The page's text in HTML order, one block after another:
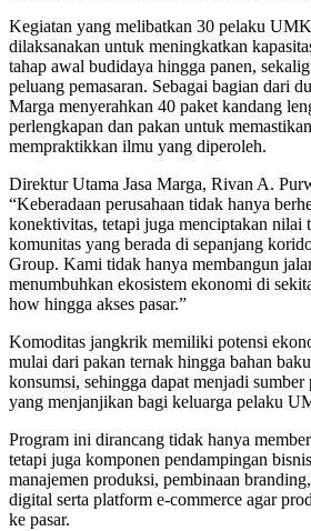
Kegiatan yang melibatkan 30 pelaku
dilaksanakan untuk meningkatkan
tahap awal budidaya hingga panen,
peluang pemasaran. Sebagai bagian dari
Marga menyerahkan 40 paket kandang
perlengkapan dan pakan untuk
mempraktikkan ilmu yang diperoleh.
Direktur Utama Jasa Marga, Rivan A.
“Keberadaan perusahaan tidak hanya
konektivitas, tetapi juga menciptakan nilai
komunitas yang berada di sepanjang
Group. Kami tidak hanya membangun
menumbuhkan ekosistem ekonomi di
how hingga akses pasar.”
Komoditas jangkrik memiliki potensi
mulai dari pakan ternak hingga bahan
konsumsi, sehingga dapat menjadi sumber
yang menjanjikan bagi keluarga pelaku
Program ini dirancang tidak hanya
tetapi juga komponen pendampingan
manajemen produksi, pembinaan
digital serta platform e-commerce agar
ke pasar.